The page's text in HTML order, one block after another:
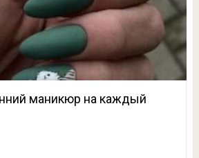
маникюр на каждый